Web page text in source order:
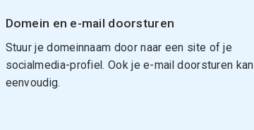
Domein en e-mail doorsturen
Stuur je domeinnaam door naar een site of je
socialmedia-profiel. Ook je e-mail doorsturen kan
eenvoudig.